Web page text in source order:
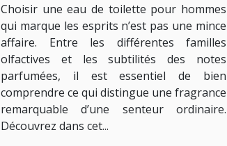
Choisir une eau de toilette pour hommes
qui marque les esprits n’est pas une mince
affaire. Entre les différentes familles
olfactives et les subtilités des notes
parfumées, il est essentiel de bien
comprendre ce qui distingue une fragrance
remarquable d’une senteur ordinaire.
Découvrez dans cet...